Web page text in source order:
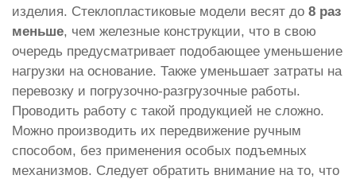
изделия. Стеклопластиковые модели весят до 8 раз
меньше, чем железные конструкции, что в свою
очередь предусматривает подобающее уменьшение
нагрузки на основание. Также уменьшает затраты на
перевозку и погрузочно-разгрузочные работы.
Проводить работу с такой продукцией не сложно.
Можно производить их передвижение ручным
способом, без применения особых подъемных
механизмов. Следует обратить внимание на то, что